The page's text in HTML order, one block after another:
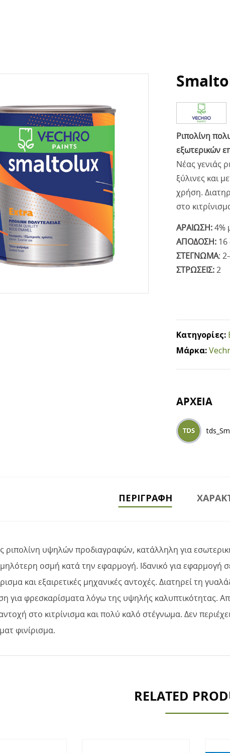
Ριπολίνη
εξωτερικών
Νέας γενιάς
ξύλινες και
χρήση.
στο
ΑΡΑΙΩΣΗ:4%
ΑΠΟΔΟΣΗ: 16
ΣΤΕΓΝΩΜΑ:
ΣΤΡΩΣΕΙΣ:2
Κατηγορίες:
Μάρκα:
ΑΡΧΕΙΑ
ΠΕΡΙΓΡΑΦΉ
ριπολίνη υψηλών προδιαγραφών, κατάλληλη για
οσμή κατά την εφαρμογή. Ιδανικό για εφαρμογή
και εξαιρετικές μηχανικές αντοχές. Διατηρεί τη
για φρεσκαρίσματα λόγω της υψηλής καλυπτικότητας.
στο κιτρίνισμα και πολύ καλό στέγνωμα. Δεν
φινίρισμα.
RELATED